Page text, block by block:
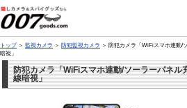
トップ 監視カメラ 防犯監視カメラ
防犯カメラ「WiFiスマホ連動/
暗視」
防犯カメラ「WiFiスマホ連動/ソーラーパネル
線暗視」